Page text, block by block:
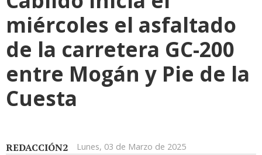
miércoles el asfaltado
de la carretera GC-200
entre Mogán y Pie de la
Cuesta
REDACCIÓN2 Lunes, 03 de Marzo de 2025